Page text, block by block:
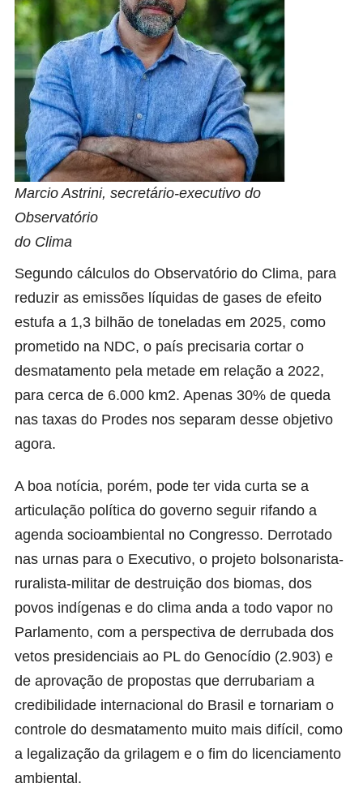
Marcio Astrini, secretário-executivo do
Observatório
do Clima
Segundo cálculos do Observatório do Clima, para
reduzir as emissões líquidas de gases de efeito
estufa a 1,3 bilhão de toneladas em 2025, como
prometido na NDC, o país precisaria cortar o
desmatamento pela metade em relação a 2022,
para cerca de 6.000 km2. Apenas 30% de queda
nas taxas do Prodes nos separam desse objetivo
agora.
A boa notícia, porém, pode ter vida curta se a
articulação política do governo seguir rifando a
agenda socioambiental no Congresso. Derrotado
nas urnas para o Executivo, o projeto bolsonarista-
ruralista-militar de destruição dos biomas, dos
povos indígenas e do clima anda a todo vapor no
Parlamento, com a perspectiva de derrubada dos
vetos presidenciais ao PL do Genocídio (2.903) e
de aprovação de propostas que derrubariam a
credibilidade internacional do Brasil e tornariam o
controle do desmatamento muito mais difícil, como
a legalização da grilagem e o fim do licenciamento
ambiental.